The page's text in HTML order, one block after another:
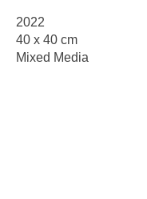
2022
40 x 40 cm
Mixed Media